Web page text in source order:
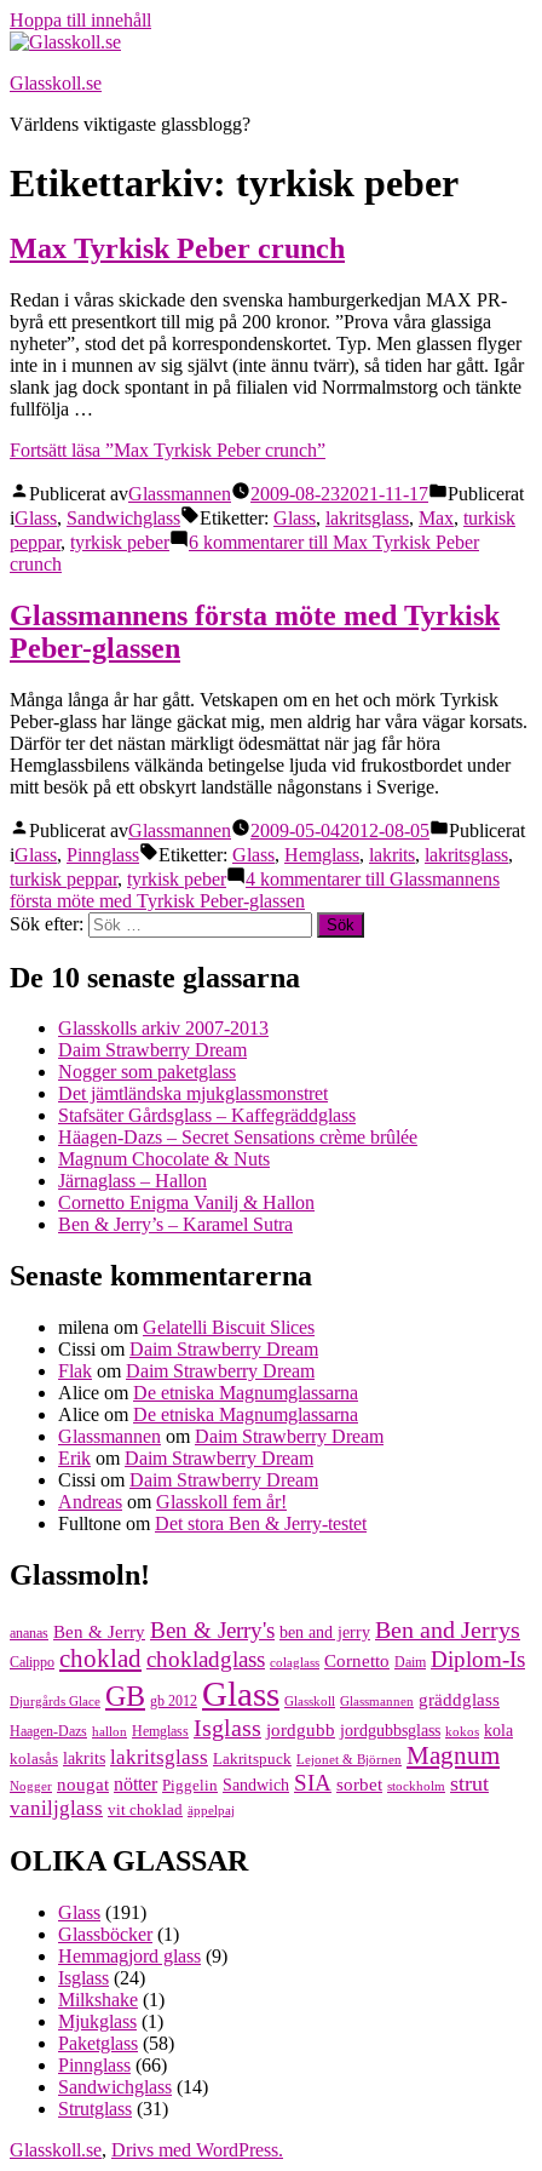
Hoppa till innehåll
Glasskoll.se
Världens viktigaste glassblogg?
Etikettarkiv: tyrkisk peber
Max Tyrkisk Peber crunch
Redan i våras skickade den svenska hamburgerkedjan MAX PR-
byrå ett presentkort till mig på 200 kronor. ”Prova våra glassiga
nyheter”, stod det på korrespondenskortet. Typ. Men glassen flyger
inte in i munnen av sig självt (inte ännu tvärr), så tiden har gått. Igår
slank jag dock spontant in på filialen vid Norrmalmstorg och tänkte
fullfölja …
Fortsätt läsa ”Max Tyrkisk Peber crunch”
Publicerat avGlassmannen 2009-08-232021-11-17
Publicerat
iGlass, Sandwichglass Etiketter: Glass, lakritsglass, Max, turkisk
peppar, tyrkisk peber 6 kommentarertill Max Tyrkisk Peber
crunch
Glassmannens första möte med Tyrkisk
Peber-glassen
Många långa år har gått. Vetskapen om en het och mörk Tyrkisk
Peber-glass har länge gäckat mig, men aldrig har våra vägar korsats.
Därför ter det nästan märkligt ödesmättat när jag får höra
Hemglassbilens välkända betingelse ljuda vid frukostbordet under
mitt besök på ett obskyrt landställe någonstans i Sverige.
Publicerat avGlassmannen 2009-05-042012-08-05
Publicerat
iGlass, Pinnglass Etiketter: Glass, Hemglass, lakrits, lakritsglass,
turkisk peppar, tyrkisk peber 4 kommentarertill Glassmannens
första möte med Tyrkisk Peber-glassen
Sök efter:
De 10 senaste glassarna
Glasskolls arkiv 2007-2013
Daim Strawberry Dream
Nogger som paketglass
Det jämtländska mjukglassmonstret
Stafsäter Gårdsglass – Kaffegräddglass
Häagen-Dazs – Secret Sensations crème brûlée
Magnum Chocolate & Nuts
Järnaglass – Hallon
Cornetto Enigma Vanilj & Hallon
Ben & Jerry’s – Karamel Sutra
Senaste kommentarerna
milena om Gelatelli Biscuit Slices
Cissi om Daim Strawberry Dream
Flak om Daim Strawberry Dream
Alice om De etniska Magnumglassarna
Alice om De etniska Magnumglassarna
Glassmannen om Daim Strawberry Dream
Erik om Daim Strawberry Dream
Cissi om Daim Strawberry Dream
Andreas om Glasskoll fem år!
Fulltone om Det stora Ben & Jerry-testet
Glassmoln!
ananas Ben & Jerry Ben & Jerry's ben and jerry Ben and Jerrys
Calippo choklad chokladglass colaglass Cornetto Daim Diplom-Is
Djurgårds Glace GB gb 2012 Glass Glasskoll Glassmannen gräddglass
Haagen-Dazs hallon Hemglass Isglass jordgubb jordgubbsglass kokos kola
kolasås lakrits lakritsglass Lakritspuck Lejonet & Björnen Magnum
Nogger nougat nötter Piggelin Sandwich SIA sorbet stockholm strut
vaniljglass vit choklad äppelpaj
OLIKA GLASSAR
Glass (191)
Glassböcker(1)
Hemmagjord glass (9)
Isglass (24)
Milkshake (1)
Mjukglass (1)
Paketglass (58)
Pinnglass (66)
Sandwichglass (14)
Strutglass (31)
Glasskoll.se, Drivs med WordPress.